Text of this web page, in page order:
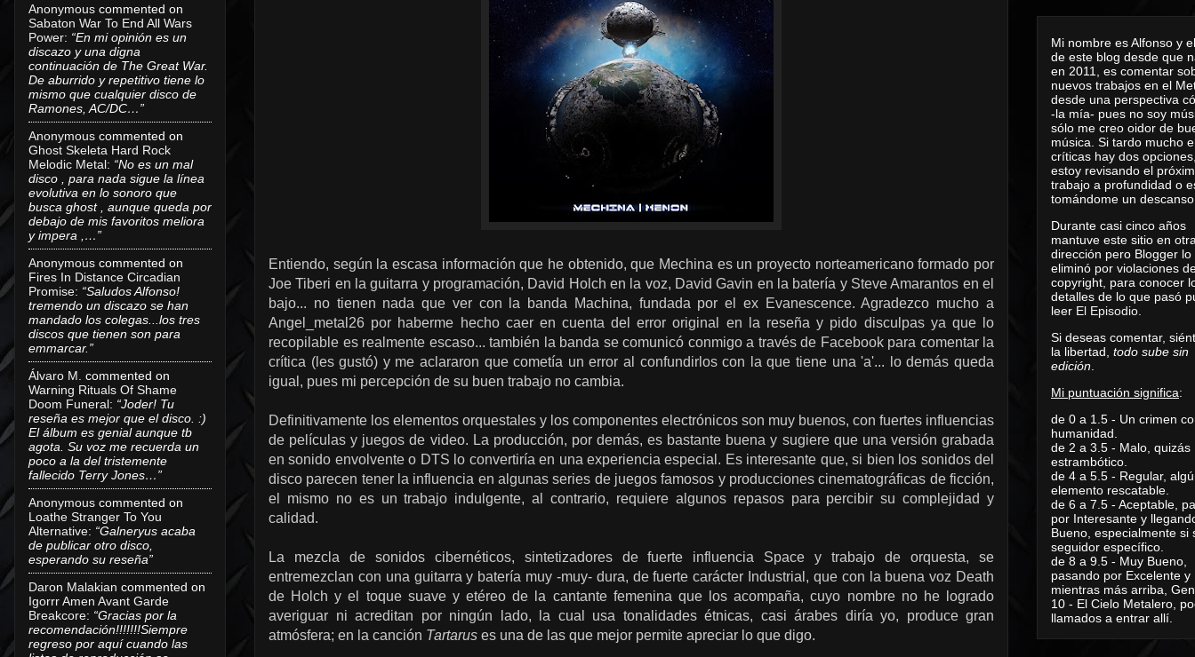
Entiendo, según la escasa información que he obtenido, que Mechina es un proyecto norteamericano formado por
Joe Tiberi en la guitarra y programación, David Holch en la voz, David Gavin en la batería y Steve Amarantos en el
bajo... no tienen nada que ver con la banda Machina, fundada por el ex Evanescence. Agradezco mucho a
Angel_metal26 por haberme hecho caer en cuenta del error original en la reseña y pido disculpas ya que lo
recopilable es realmente escaso... también la banda se comunicó conmigo a través de Facebook para comentar la
crítica (les gustó) y me aclararon que cometía un error al confundirlos con la que tiene una 'a'... lo demás queda
igual, pues mi percepción de su buen trabajo no cambia.
Definitivamente los elementos orquestales y los componentes electrónicos son muy buenos, con fuertes influencias
de películas y juegos de video. La producción, por demás, es bastante buena y sugiere que una versión grabada
en sonido envolvente o DTS lo convertiría en una experiencia especial. Es interesante que, si bien los sonidos del
disco parecen tener la influencia en algunas series de juegos famosos y producciones cinematográficas de ficción,
el mismo no es un trabajo indulgente, al contrario, requiere algunos repasos para percibir su complejidad y
calidad.
La mezcla de sonidos cibernéticos, sintetizadores de fuerte influencia Space y trabajo de orquesta, se
entremezclan con una guitarra y batería muy -muy- dura, de fuerte carácter Industrial, que con la buena voz Death
de Holch y el toque suave y etéreo de la cantante femenina que los acompaña, cuyo nombre no he logrado
averiguar ni acreditan por ningún lado, la cual usa tonalidades étnicas, casi árabes diría yo, produce gran
atmósfera; en la canción Tartarus es una de las que mejor permite apreciar lo que digo.
Anonymous commented on
Sabaton War To End All Wars
Power: “En mi opinión es un
discazo y una digna
continuación de The Great War.
De aburrido y repetitivo tiene lo
mismo que cualquier disco de
Ramones, AC/DC…”
Anonymous commented on
Ghost Skeleta Hard Rock
Melodic Metal: “No es un mal
disco , para nada sigue la línea
evolutiva en lo sonoro que
busca ghost , aunque queda por
debajo de mis favoritos meliora
y impera ,…”
Anonymous commented on
Fires In Distance Circadian
Promise: “Saludos Alfonso!
tremendo un discazo se han
mandado los colegas...los tres
discos que tienen son para
emmarcar.”
Álvaro M. commented on
Warning Rituals Of Shame
Doom Funeral: “Joder! Tu
reseña es mejor que el disco. :)
El álbum es genial aunque tb
agota. Su voz me recuerda un
poco a la del tristemente
fallecido Terry Jones…”
Anonymous commented on
Loathe Stranger To You
Alternative: “Galneryus acaba
de publicar otro disco,
esperando su reseña”
Daron Malakian commented on
Igorrr Amen Avant Garde
Breakcore: “Gracias por la
recomendación!!!!!!!Siempre
regreso por aquí cuando las
Mi nombre es Alfonso y
de este blog desde que
en 2011, es comentar
nuevos trabajos en el
desde una perspectiva
-la mía- pues no soy
sólo me creo oidor de
música. Si tardo mucho
críticas hay dos
estoy revisando el
trabajo a profundidad o
tomándome un
Durante casi cinco años
mantuve este sitio en
dirección pero Blogger lo
eliminó por violaciones
copyright, para conocer
detalles de lo que pasó
leer El Episodio
Si deseas comentar,
la libertad, todo sube sin
edición
Mi puntuación significa:
de 0 a 1.5 - Un crimen
humanidad.
de 2 a 3.5 - Malo, quizás
estrambótico.
de 4 a 5.5 - Regular,
elemento rescatable.
de 6 a 7.5 - Aceptable,
por Interesante y
Bueno, especialmente si
seguidor específico.
de 8 a 9.5 - Muy Bueno,
pasando por Excelente y
mientras más arriba,
10 - El Cielo Metalero,
llamados a entrar allí.